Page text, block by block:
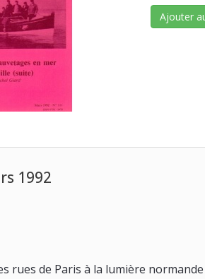
Ajouter
1992
rues de Paris à la lumière normande